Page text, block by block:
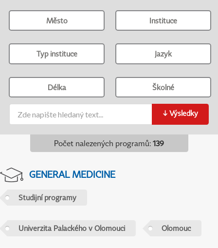
Město Instituce
Typ instituce Jazyk
Délka Školné
↓ Výsledky
Počet nalezených programů: 139
GENERAL MEDICINE
Studijní programy
Univerzita Palackého v Olomouci Olomouc